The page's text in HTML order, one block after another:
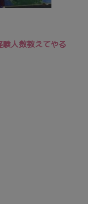
人数教えてやる